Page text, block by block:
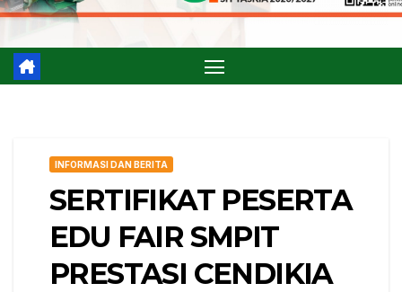
INFORMASI DAN BERITA
SERTIFIKAT PESERTA
EDU FAIR SMPIT
PRESTASI CENDIKIA